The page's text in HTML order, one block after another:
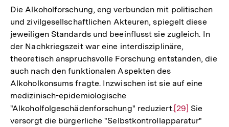
Die Alkoholforschung, eng verbunden mit politischen
und zivilgesellschaftlichen Akteuren, spiegelt diese
jeweiligen Standards und beeinflusst sie zugleich. In
der Nachkriegszeit war eine interdisziplinäre,
theoretisch anspruchsvolle Forschung entstanden, die
auch nach den funktionalen Aspekten des
Alkoholkonsums fragte. Inzwischen ist sie auf eine
medizinisch-epidemiologische
"Alkoholfolgeschädenforschung" reduziert.Zur
Auflösung
[29] Sie
versorgt die bürgerliche "Selbstkontrollapparatur"